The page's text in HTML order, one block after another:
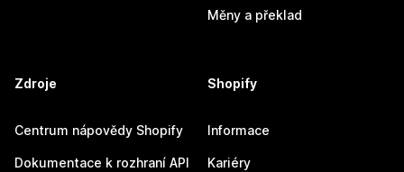
Měny a překlad
Zdroje
Centrum nápovědy Shopify
Dokumentace k rozhraní API
Shopify
Informace
Kariéry